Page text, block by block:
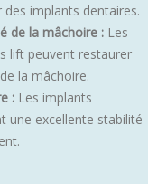
des implants dentaires.
de la mâchoire : Les
lift peuvent restaurer
la mâchoire.
: Les implants
une excellente stabilité